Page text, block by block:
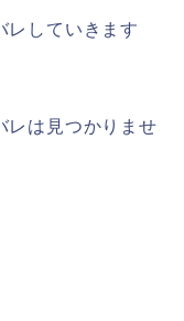
レしていきます
レは見つかりませ